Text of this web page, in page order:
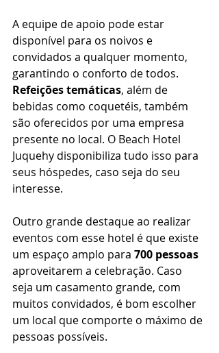
A equipe de apoio pode estar
disponível para os noivos e
convidados a qualquer momento,
garantindo o conforto de todos.
Refeições temáticas, além de
bebidas como coquetéis, também
são oferecidos por uma empresa
presente no local. O Beach Hotel
Juquehy disponibiliza tudo isso para
seus hóspedes, caso seja do seu
interesse.
Outro grande destaque ao realizar
eventos com esse hotel é que existe
um espaço amplo para 700 pessoas
aproveitarem a celebração. Caso
seja um casamento grande, com
muitos convidados, é bom escolher
um local que comporte o máximo de
pessoas possíveis.